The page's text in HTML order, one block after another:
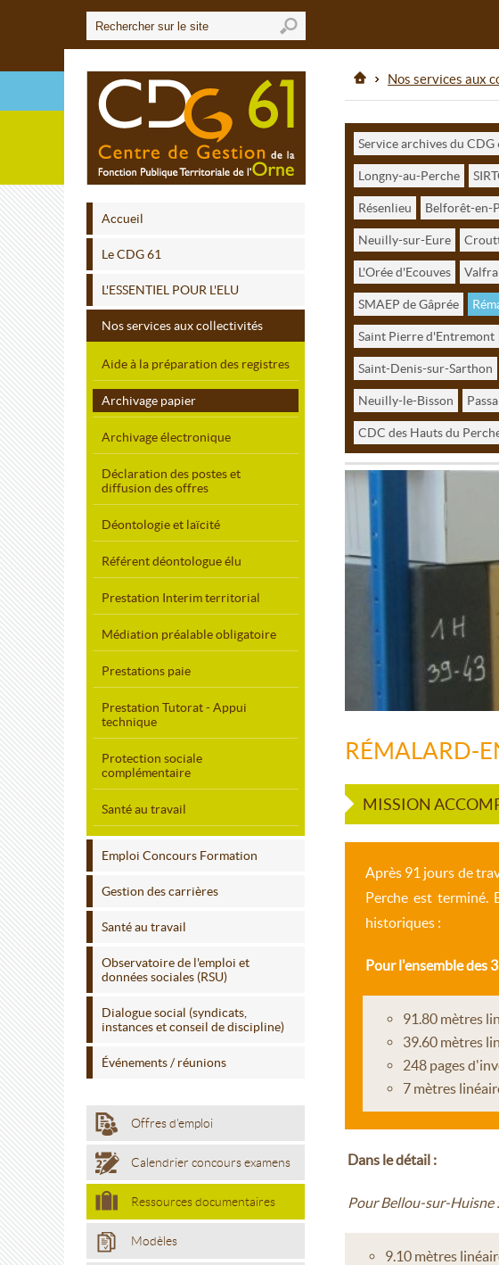
Accueil
Le CDG 61
L'ESSENTIEL POUR L'ELU
Nos services aux collectivités
Aide à la préparation des registres
Archivage papier
Archivage électronique
Déclaration des postes et
diffusion des offres
Déontologie et laïcité
Référent déontologue élu
Prestation Interim territorial
Médiation préalable obligatoire
Prestations paie
Prestation Tutorat - Appui
technique
Protection sociale
complémentaire
Santé au travail
Emploi Concours Formation
Gestion des carrières
Santé au travail
Observatoire de l'emploi et
données sociales (RSU)
Dialogue social (syndicats,
instances et conseil de discipline)
Événements / réunions
Offres d'emploi
Calendrier concours examens
Ressources documentaires
Modèles
Nos services aux
Service archives du CDG
Longny-au-Perche
Résenlieu Belforêt-en-
Neuilly-sur-Eure
L'Orée d'Ecouves
SMAEP de Gâprée
Saint Pierre d'Entremont
Saint-Denis-sur-Sarthon
Neuilly-le-Bisson
CDC des Hauts du
RÉMALARD-
MISSION
Après 91 jours de
Perche est terminé.
historiques :
Pour l'ensemble des
91.80 mètres
39.60 mètres
248 pages
7 mètres
Dans le détail :
Pour Bellou-sur-Huisne
9.10 mètres